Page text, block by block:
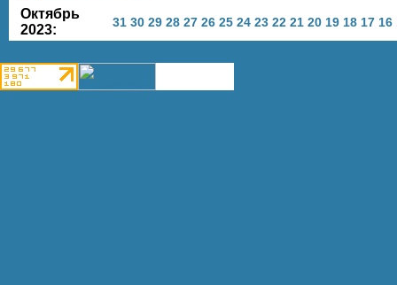
Октябрь
2023:
31 30 29 28 27 26 25 24 23 22 21 20 19 18 17 16